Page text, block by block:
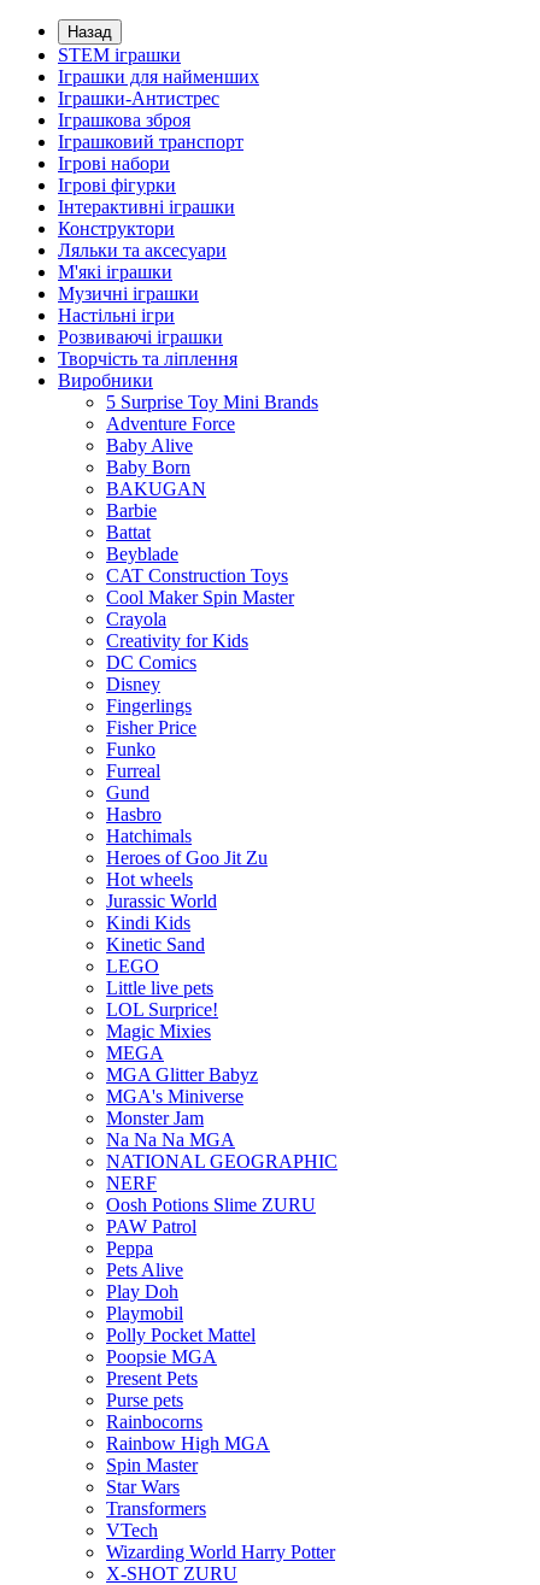
Назад
STEM іграшки
Іграшки для найменших
Іграшки-Антистрес
Іграшкова зброя
Іграшковий транспорт
Ігрові набори
Ігрові фігурки
Інтерактивні іграшки
Конструктори
Ляльки та аксесуари
М'які іграшки
Музичні іграшки
Настільні iгри
Розвиваючі іграшки
Творчість та ліплення
Виробники
5 Surprise Toy Mini Brands
Adventure Force
Baby Alive
Baby Born
BAKUGAN
Barbie
Battat
Beyblade
CAT Construction Toys
Cool Maker Spin Master
Crayola
Creativity for Kids
DC Comics
Disney
Fingerlings
Fisher Price
Funko
Furreal
Gund
Hasbro
Hatchimals
Heroes of Goo Jit Zu
Hot wheels
Jurassic World
Kindi Kids
Kinetic Sand
LEGO
Little live pets
LOL Surprice!
Magic Mixies
MEGA
MGA Glitter Babyz
MGA's Miniverse
Monster Jam
Na Na Na MGA
NATIONAL GEOGRAPHIC
NERF
Oosh Potions Slime ZURU
PAW Patrol
Peppa
Pets Alive
Play Doh
Playmobil
Polly Pocket Mattel
Poopsie MGA
Present Pets
Purse pets
Rainbocorns
Rainbow High MGA
Spin Master
Star Wars
Transformers
VTech
Wizarding World Harry Potter
X-SHOT ZURU